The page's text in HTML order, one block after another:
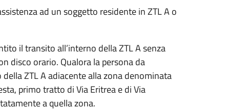
ad un soggetto residente in ZTL A o
il transito all’interno della ZTL A senza
disco orario. Qualora la persona da
ZTL A adiacente alla zona denominata
primo tratto di Via Eritrea e di Via
a quella zona.